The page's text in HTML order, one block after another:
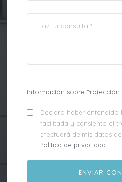
Información sobre Protección
Declaro haber entendido
facilitada y consiento el
efectuará de mis datos
Política de privacidad.